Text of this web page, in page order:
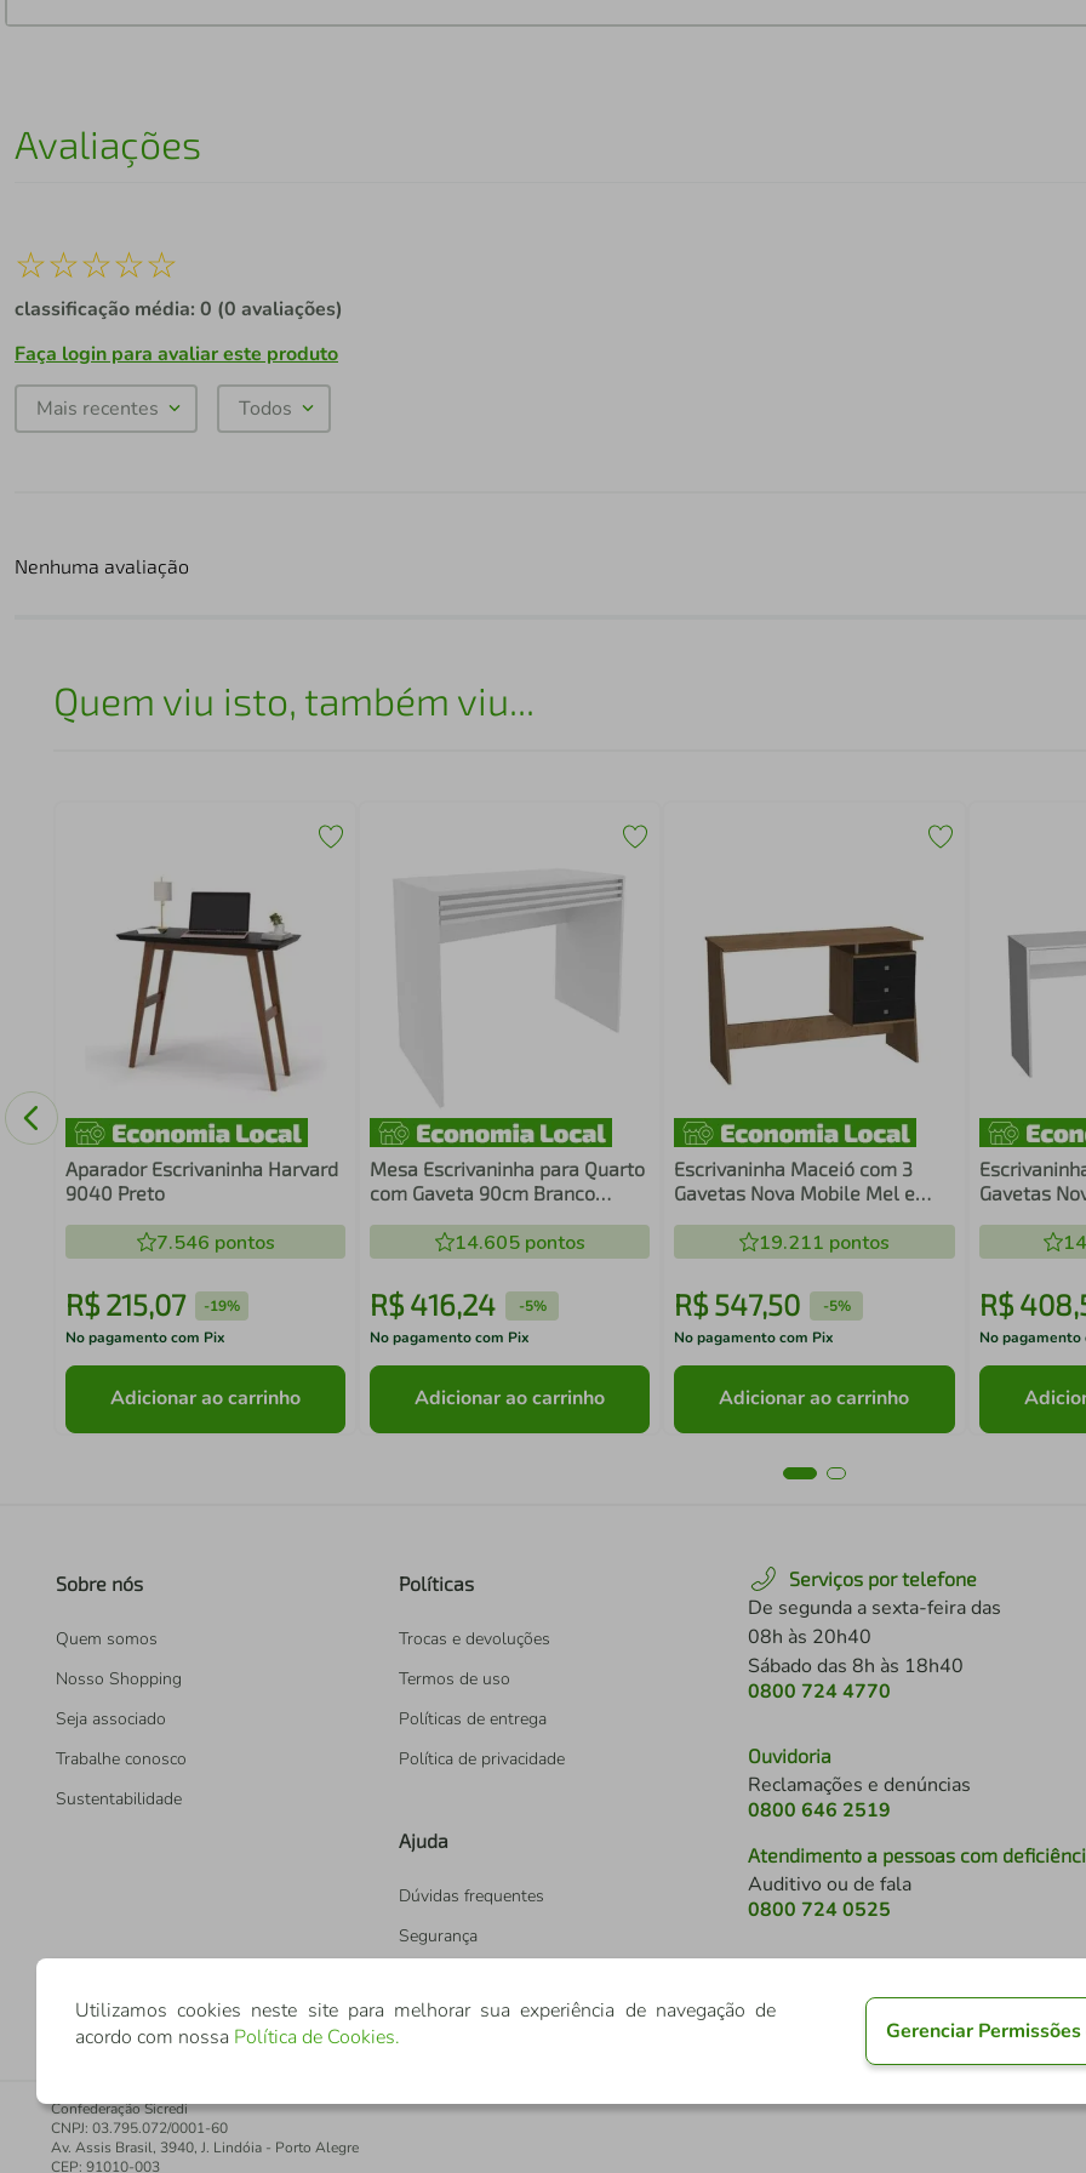
Avaliações
☆☆☆☆☆
classificação média: 0 (0 avaliações)
Faça login para avaliar este produto
Mais recentes Todos
Nenhuma avaliação
Quem viu isto, também viu...
Aparador Escrivaninha Harvard
9040 Preto
7.546 pontos
R$ 215,07 -19%
No pagamento com Pix
Adicionar ao carrinho
Mesa Escrivaninha para Quarto
com Gaveta 90cm Branco
Office Notebook
14.605pontos
R$ 416,24 -5%
No pagamento com Pix
Adicionar ao carrinho
Escrivaninha Maceió com 3
Gavetas Nova Mobile Mel e
19.211 pontos
R$547,50 -5%
No pagamento com Pix
Adicionar ao carrinho
Gavetas
R$ 408,
No pagamento
Sobre nós
Quem somos
Nosso Shopping
Seja associado
Trabalhe conosco
Sustentabilidade
Políticas
Trocas e devoluções
Termos de uso
Políticas de entrega
Política de privacidade
Ajuda
Dúvidas frequentes
Segurança
Serviços por telefone
De segunda a sexta-feira das
08h às 20h40
Sábado das 8h às 18h40
0800 724 4770
Ouvidoria
Reclamações e denúncias
0800 646 2519
Atendimento a pessoas com
Auditivo ou de fala
0800 724 0525
Confederação Sicredi
CNPJ: 03.795.072/0001-60
Av. Assis Brasil, 3940, J. Lindóia - Porto Alegre
CEP: 91010-003
Utilizamos cookies neste site para melhorar sua experiência de navegação de
acordo com nossa Política de Cookies. Gerenciar